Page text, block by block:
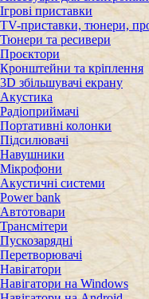
Ігрові приставки
TV-приставки, тюнери,
Тюнери та ресивери
Проєктори
Кронштейни та кріплення
3D збільшувачі екрану
Акустика
Радіоприймачі
Портативні колонки
Підсилювачі
Навушники
Мікрофони
Акустичні системи
Power bank
Автотовари
Трансмітери
Пускозарядні
Перетворювачі
Навігатори
Навігатори на Windows